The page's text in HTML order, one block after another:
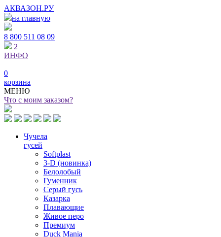
АКВАЗОН.РУ
на главную
8 800 511 08 09
2
ИНФО
0
корзина
МЕНЮ
Что с моим заказом?
Чучела
гусей
Softplast
3-D (новинка)
Белолобый
Гуменник
Серый гусь
Казарка
Плавающие
Живое перо
Премиум
Duck Mania